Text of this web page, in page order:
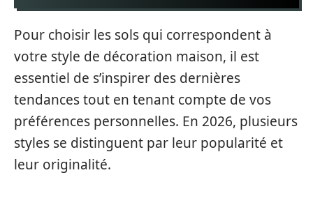
Pour choisir les sols qui correspondent à
votre style de décoration maison, il est
essentiel de s’inspirer des dernières
tendances tout en tenant compte de vos
préférences personnelles. En 2026, plusieurs
styles se distinguent par leur popularité et
leur originalité.